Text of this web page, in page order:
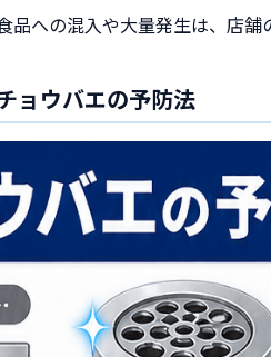
品への混入や大量発生は、店
ョウバエの予防法